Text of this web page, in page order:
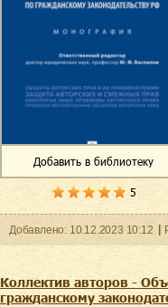
Добавить в библиотеку
5
Добавленo: 10.12.2023 10:12
Коллектив авторов -
гражданскому